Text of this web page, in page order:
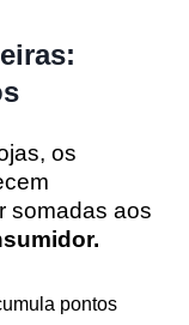
os
somadas aos
pontos